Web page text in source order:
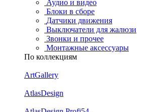
Аудио и видео
Блоки в сборе
Датчики движения
Выключатели для жалюзи
Звонки и прочее
Монтажные аксессуары
По коллекциям
ArtGallery
AtlasDesign